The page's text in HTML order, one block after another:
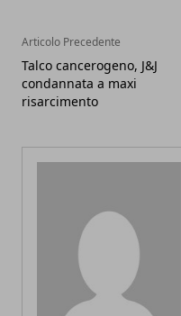
Articolo Precedente
Talco cancerogeno, J&J
condannata a maxi
risarcimento